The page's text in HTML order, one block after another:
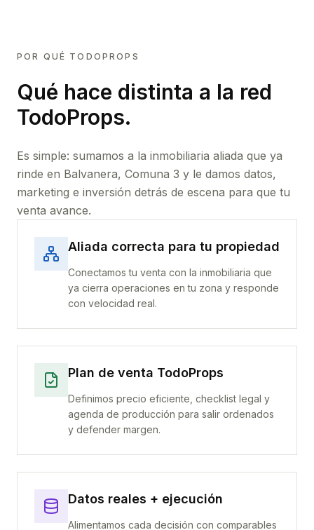
POR QUÉ TODOPROPS
Qué hace distinta a la red
TodoProps.
Es simple: sumamos a la inmobiliaria aliada que ya
rinde en Balvanera, Comuna 3 y le damos datos,
marketing e inversión detrás de escena para que tu
venta avance.
Aliada correcta para tu propiedad
Conectamos tu venta con la inmobiliaria que
ya cierra operaciones en tu zona y responde
con velocidad real.
Plan de venta TodoProps
Definimos precio eficiente, checklist legal y
agenda de producción para salir ordenados
y defender margen.
Datos reales + ejecución
Alimentamos cada decisión con comparables